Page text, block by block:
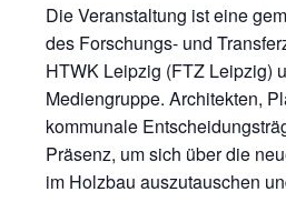
Die Veranstaltung ist eine
des Forschungs- und
HTWK Leipzig (FTZ Leipzig)
Mediengruppe. Architekten,
kommunale
Präsenz, um sich über die
im Holzbau auszutauschen